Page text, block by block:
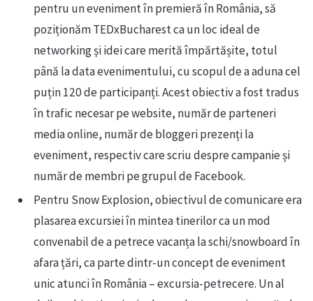
pentru un eveniment în premieră în România, să
poziționăm TEDxBucharest ca un loc ideal de
networking și idei care merită împărtășite, totul
până la data evenimentului, cu scopul de a aduna cel
puțin 120 de participanți. Acest obiectiv a fost tradus
în trafic necesar pe website, număr de parteneri
media online, număr de bloggeri prezenți la
eveniment, respectiv care scriu despre campanie și
număr de membri pe grupul de Facebook.
Pentru Snow Explosion, obiectivul de comunicare era
plasarea excursiei în mintea tinerilor ca un mod
convenabil de a petrece vacanța la schi/snowboard în
afara țări, ca parte dintr-un concept de eveniment
unic atunci în România – excursia-petrecere. Un al